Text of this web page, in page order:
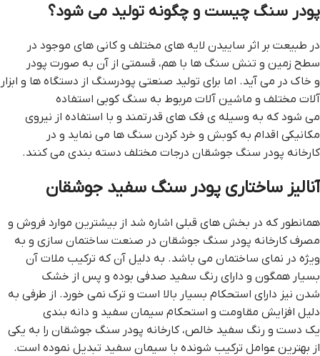
پودر سنگ چیست و چگونه تولید می شود؟
در طبیعت بر اثر ساییدن لایه های مختلف و کانی های موجود در
سطح زمین و تنش سنگ ها با هم، قسمتی از آن به صورت پودر
و خاک در می آید. اما برای تولید صنعتی پودرسنگ از دستگاه ها و ابزار
آلات مختلف و ماشین آلات مربوط به سنگ کوبی استفاده
می شود که به وسیله ی فک های قدرتمند و با استفاده از نیروی
مکانیکی اقدام به کوبش و خرد کردن سنگ ها می نماید و در
کارخانه پودر سنگ جوشقان درجات مختلف دسته بندی می کنند.
آنالیز ساختاری پودر سنگ سفید جوشقان
همانطور که در بخش های قبلی اشاره شد از بیشترین موارد فروش و
مصرف کارخانه پودر سنگ جوشقان در صنعت ساختمان سازی و به
ویژه در نمای ساختمان می باشد. به دلیل آن که ترکیب ملات آن
بسیار همگون و دارای رنگ سفید صدفی بوده و پس از خشک
شدن نیز دارای استحکام بسیار بالا است و ترک نمی خورد. از طرفی به
دلیل افزایش مقاومت و استحکام سیمان سفید و دانه بندی
یک دست و رنگ سفید خالص، کارخانه پودر سنگ جوشقان را به یکی
از بهترین عوامل ترکیب شونده با سیمان سفید تبدیل نموده است.